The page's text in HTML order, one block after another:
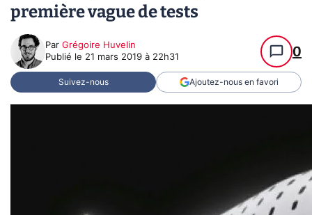
première vague de tests
Par Grégoire Huvelin
Publié le 21 mars 2019 à 22h31 0
Suivez-nous Ajoutez-nous en favori